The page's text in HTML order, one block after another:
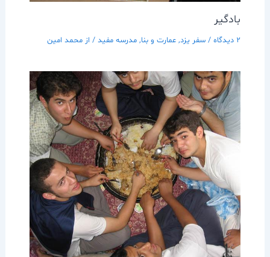
بادگير
2 دیدگاه / سفر يزد, عمارت و بنا, مدرسه مفيد/ از محمد امین